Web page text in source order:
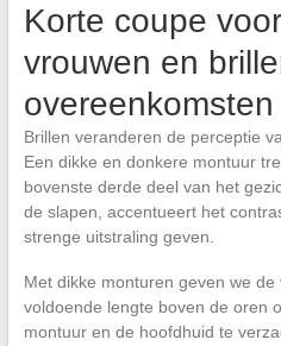
Korte coupe
vrouwen en
Brillen veranderen de perceptie
Een dikke en donkere montuur
bovenste derde deel van het
de slapen, accentueert het
strenge uitstraling geven.
Met dikke monturen geven we
voldoende lengte boven de oren
montuur en de hoofdhuid te